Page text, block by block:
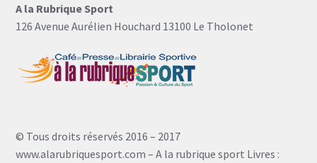
A la Rubrique Sport
126 Avenue Aurélien Houchard 13100 Le Tholonet
© Tous droits réservés 2016 – 2017
www.alarubriquesport.com – A la rubrique sport Livres :